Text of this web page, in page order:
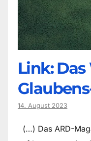
Link:
14. August 2023
(…) Das ARD-